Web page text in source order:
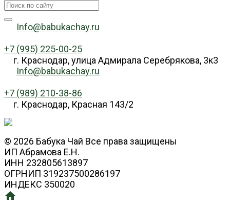
Info@babukachay.ru
+7 (995) 225-00-25
г. Краснодар, улица Адмирала Серебрякова, 3к3
Info@babukachay.ru
+7 (989) 210-38-86
г. Краснодар, Красная 143/2
© 2026 Бабука Чай Все права защищены
ИП Абрамова Е.Н.
ИНН 232805613897
ОГРНИП 319237500286197
ИНДЕКС 350020